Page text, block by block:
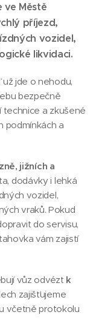
ve Městě
příjezd,
vozidel,
likvidaci.
jde o nehodu,
bezpečně
technice a zkušené
podmínkách a
jižních a
dodávky i lehká
vozidel,
vraků. Pokud
do servisu,
vám zajistí
vůz odvézt k
zajišťujeme
včetně protokolu